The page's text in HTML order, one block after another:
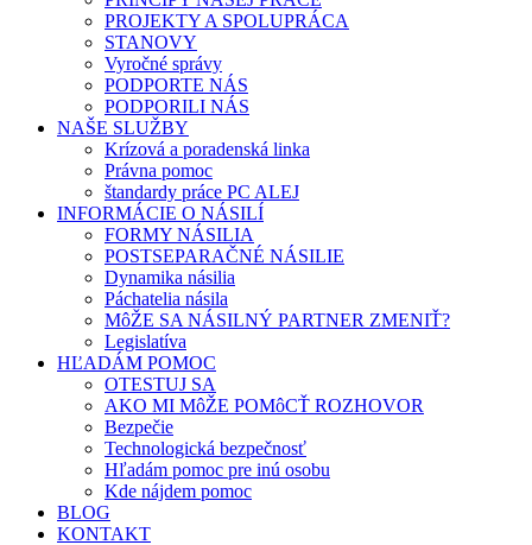
PROJEKTY A SPOLUPRÁCA
STANOVY
Vyročné správy
PODPORTE NÁS
PODPORILI NÁS
NAŠE SLUŽBY
Krízová a poradenská linka
Právna pomoc
štandardy práce PC ALEJ
INFORMÁCIE O NÁSILÍ
FORMY NÁSILIA
POSTSEPARAČNÉ NÁSILIE
Dynamika násilia
Páchatelia násila
MôŽE SA NÁSILNÝ PARTNER ZMENIŤ?
Legislatíva
HĽADÁM POMOC
OTESTUJ SA
AKO MI MôŽE POMôCŤ ROZHOVOR
Bezpečie
Technologická bezpečnosť
Hľadám pomoc pre inú osobu
Kde nájdem pomoc
BLOG
KONTAKT